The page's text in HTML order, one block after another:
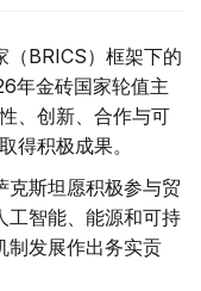
（BRICS）框架下的
年金砖国家轮值主
、创新、合作与可
得积极成果。
克斯坦愿积极参与贸
工智能、能源和可持
制发展作出务实贡